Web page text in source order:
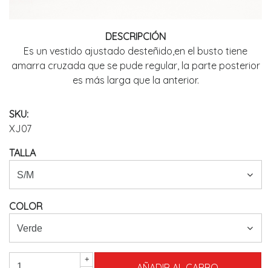
DESCRIPCIÓN
Es un vestido ajustado desteñido,en el busto tiene
amarra cruzada que se pude regular, la parte posterior
es más larga que la anterior.
SKU:
XJ07
TALLA
COLOR
+